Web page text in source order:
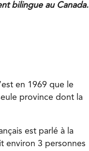
bilingue au Canada.
en 1969 que le
province dont la
est parlé à la
environ 3 personnes